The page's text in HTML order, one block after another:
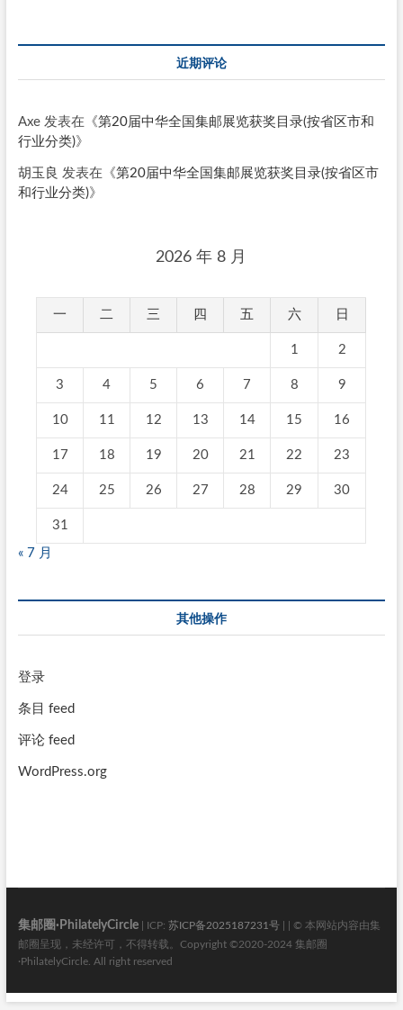
近期评论
Axe发表在《第20届中华全国集邮展览获奖目录(按省区市和
行业分类)》
胡玉良 发表在《第20届中华全国集邮展览获奖目录(按省区市
和行业分类)》
2026 年 8 月
一 二 三 四 五 六 日
1 2
3 4 5 6 7 8 9
10 11 12 13 14 15 16
17 18 19 20 21 22 23
24 25 26 27 28 29 30
31
« 7 月
其他操作
登录
条目 feed
评论 feed
WordPress.org
集邮圈·PhilatelyCircle| ICP: 苏ICP备2025187231号| | © 本网站内容由集
邮圈呈现，未经许可，不得转载。Copyright ©2020-2024 集邮圈
·PhilatelyCircle. All right reserved